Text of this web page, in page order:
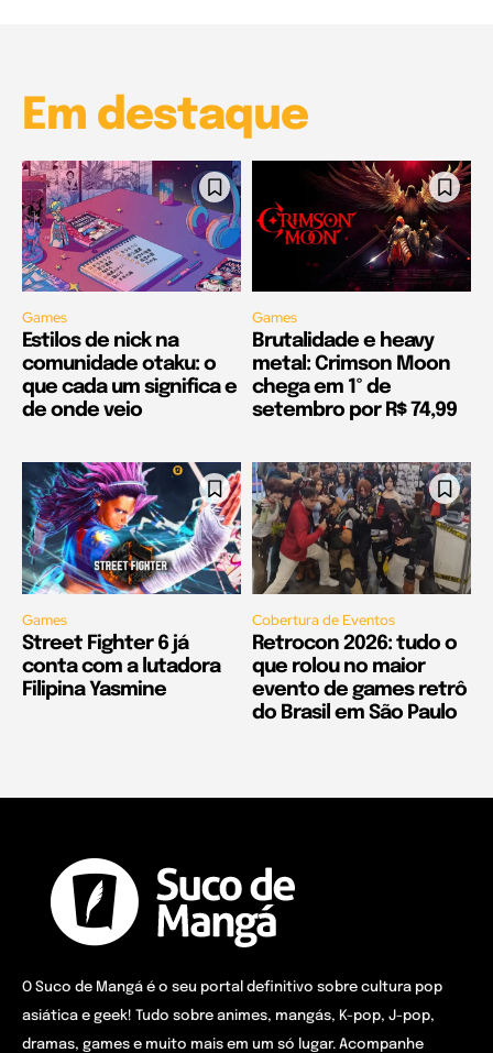
Em destaque
Games
Estilos de nick na
comunidade otaku: o
que cada um significa e
de onde veio
Games
Brutalidade e heavy
metal: Crimson Moon
chega em 1º de
setembro por R$ 74,99
Games
Street Fighter 6 já
conta com a lutadora
Filipina Yasmine
Cobertura de Eventos
Retrocon 2026: tudo o
que rolou no maior
evento de games retrô
do Brasil em São Paulo
O Suco de Mangá é o seu portal definitivo sobre cultura pop
asiática e geek! Tudo sobre animes, mangás, K-pop, J-pop,
dramas, games e muito mais em um só lugar. Acompanhe